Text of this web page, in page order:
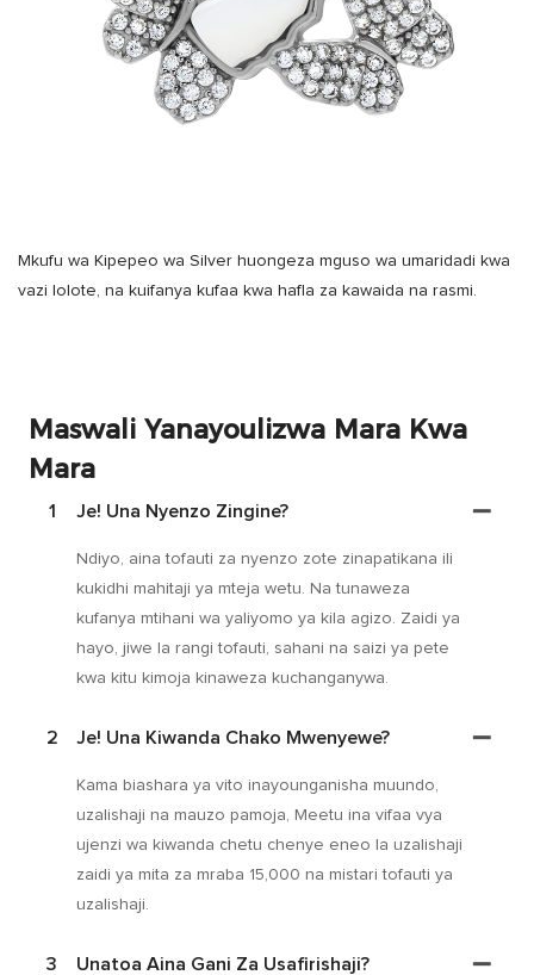
Mkufu wa Kipepeo wa Silver huongeza mguso wa umaridadi kwa
vazi lolote, na kuifanya kufaa kwa hafla za kawaida na rasmi.
Maswali Yanayoulizwa Mara Kwa
Mara
1 Je! Una Nyenzo Zingine?
Ndiyo, aina tofauti za nyenzo zote zinapatikana ili
kukidhi mahitaji ya mteja wetu. Na tunaweza
kufanya mtihani wa yaliyomo ya kila agizo. Zaidi ya
hayo, jiwe la rangi tofauti, sahani na saizi ya pete
kwa kitu kimoja kinaweza kuchanganywa.
2 Je! Una Kiwanda Chako Mwenyewe?
Kama biashara ya vito inayounganisha muundo,
uzalishaji na mauzo pamoja, Meetu ina vifaa vya
ujenzi wa kiwanda chetu chenye eneo la uzalishaji
zaidi ya mita za mraba 15,000 na mistari tofauti ya
uzalishaji.
3 Unatoa Aina Gani Za Usafirishaji?